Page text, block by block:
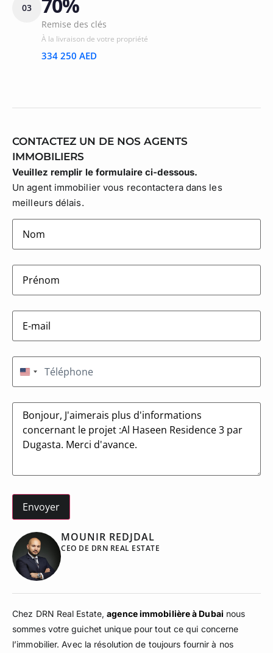
03
Remise des clés
À la livraison de votre propriété
334 250 AED
CONTACTEZ UN DE NOS AGENTS
IMMOBILIERS
MOUNIR REDJDAL
CEO DE DRN REAL ESTATE
Chez DRN Real Estate,agence immobilière à Dubai nous
sommes votre guichet unique pour tout ce qui concerne
l’immobilier. Avec la résolution de toujours fournir à nos
Veuillez remplir le formulaire ci-dessous.
Un agent immobilier vous recontactera dans les
meilleurs délais.
lastname(Nécessaire)
firstname(Nécessaire)
E-
mail(Nécessaire)
Téléphone(Nécessaire)
États-Unis +1
Message